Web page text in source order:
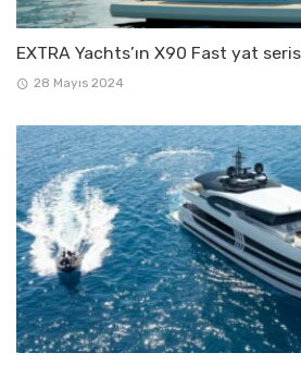
EXTRA Yachts’ın X90 Fast yat
28 Mayıs 2024